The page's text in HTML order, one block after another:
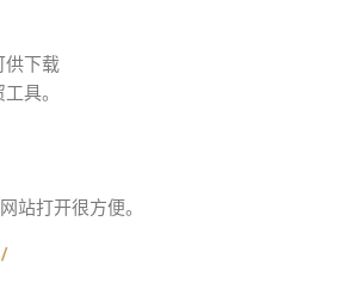
供下载
具。
站打开很方便。